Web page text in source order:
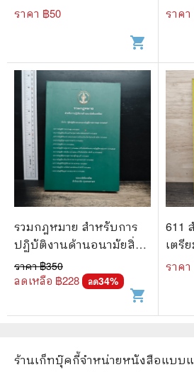
ปรีชาหาญ น.บ.
ราคา ฿50
shopping_cart
และ
ราคา
รวมกฎหมาย สำหรับการ
ปฏิบัติงานด้านอนามัยสิ่ง
แวดล้อม
ราคา ฿350
ลดเหลือ ฿228 ลด34%
shopping_cart
611
เตรี
ราคา
ร้านเก็ทบุ๊คกี้จำหน่ายหนังสือแบบ